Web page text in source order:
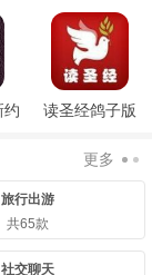
载鸽子版
约
读圣经鸽子版
更多
旅行出游
共65款
社交聊天